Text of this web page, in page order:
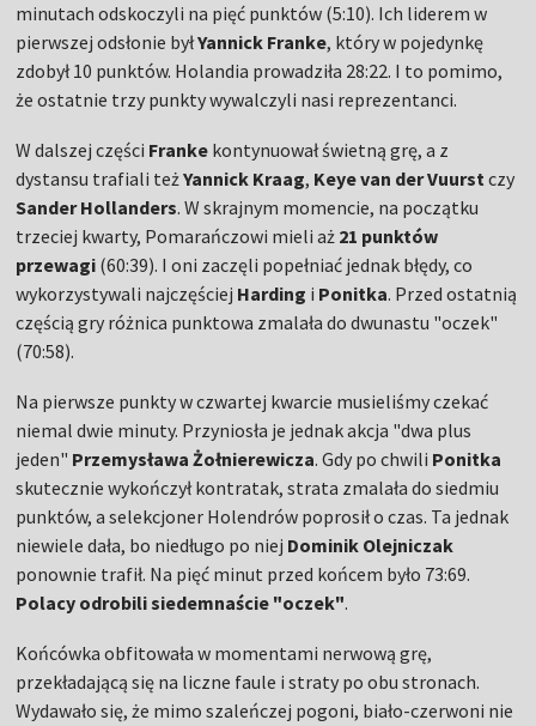
minutach odskoczyli na pięć punktów (5:10). Ich liderem w
pierwszej odsłonie byłYannick Franke, który w pojedynkę
zdobył 10 punktów. Holandia prowadziła 28:22. I to pomimo,
że ostatnie trzy punkty wywalczyli nasi reprezentanci.
W dalszej części Franke kontynuował świetną grę, a z
dystansu trafiali teżYannick Kraag, Keye van der Vuurstczy
Sander Hollanders. W skrajnym momencie, na początku
trzeciej kwarty, Pomarańczowi mieli aż 21 punktów
przewagi (60:39). I oni zaczęli popełniać jednak błędy, co
wykorzystywali najczęściej Harding i Ponitka. Przed ostatnią
częścią gry różnica punktowa zmalała do dwunastu "oczek"
(70:58).
Na pierwsze punkty w czwartej kwarcie musieliśmy czekać
niemal dwie minuty. Przyniosła je jednak akcja "dwa plus
jeden" Przemysława Żołnierewicza. Gdy po chwili Ponitka
skutecznie wykończył kontratak, strata zmalała do siedmiu
punktów, a selekcjoner Holendrów poprosił o czas. Ta jednak
niewiele dała, bo niedługo po niej Dominik Olejniczak
ponownie trafił. Na pięć minut przed końcem było 73:69.
Polacy odrobili siedemnaście "oczek".
Końcówka obfitowała w momentami nerwową grę,
przekładającą się na liczne faule i straty po obu stronach.
Wydawało się, że mimo szaleńczej pogoni, biało-czerwoni nie